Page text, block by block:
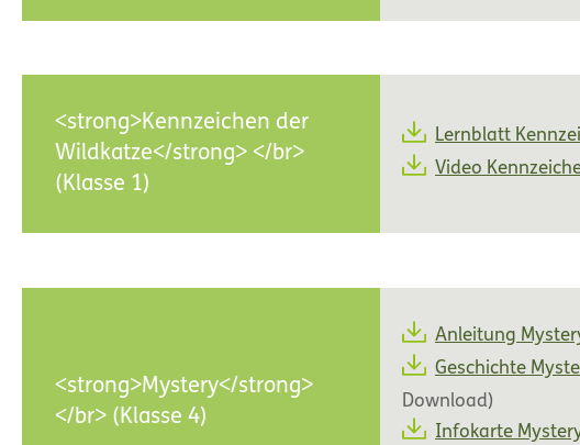
<strong>Kennzeichen der
Wildkatze</strong> </br>
(Klasse 1)
Lernblatt
Video
<strong>Mystery</strong>
</br> (Klasse 4)
Anleitung
Geschichte
Download)
Infokarte